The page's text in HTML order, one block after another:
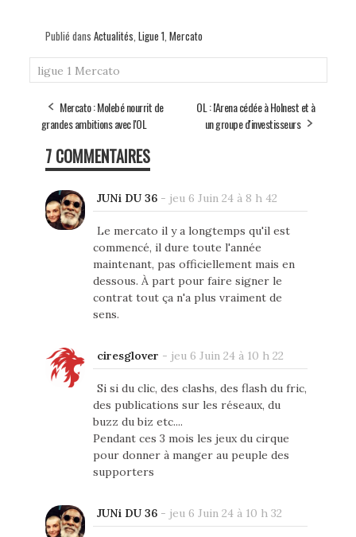
Publié dans Actualités Ligue 1 Mercato
ligue 1 Mercato
Mercato : Molebé nourrit de
grandes ambitions avec l'OL
OL : l'Arena cédée à Holnest et à
un groupe d'investisseurs
7 COMMENTAIRES
JUNi DU 36- jeu 6 Juin 24 à 8 h 42
Le mercato il y a longtemps qu'il est
commencé, il dure toute l'année
maintenant, pas officiellement mais en
dessous. À part pour faire signer le
contrat tout ça n'a plus vraiment de
sens.
ciresglover - jeu 6 Juin 24 à 10 h 22
Si si du clic, des clashs, des flash du fric,
des publications sur les réseaux, du
buzz du biz etc....
Pendant ces 3 mois les jeux du cirque
pour donner à manger au peuple des
supporters
JUNi DU 36- jeu 6 Juin 24 à 10 h 32